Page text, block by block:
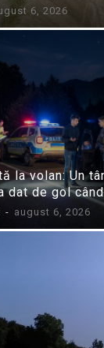
6, 2026
la volan: Un
dat de gol
- august 6, 2026